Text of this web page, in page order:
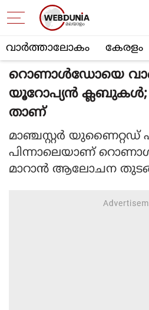
വാര്‍ത്താലോകം കേരളം
റൊണാള്‍ഡോയെ
യൂറോപ്യന്‍ ക്ലബുകള്‍;
താണ്
മാഞ്ചസ്റ്റര്‍ യുണൈറ്റഡ്
പിന്നാലെയാണ്
മാറാന്‍ ആലോചന